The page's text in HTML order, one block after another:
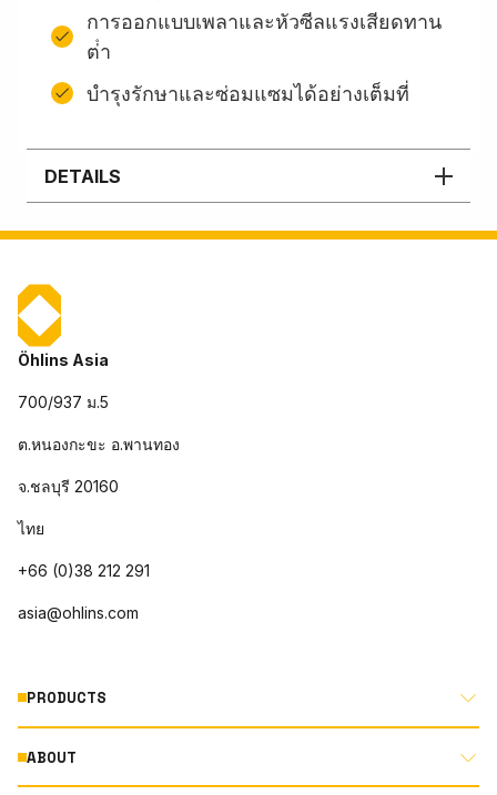
การออกแบบเพลาและหัวซีลแรงเสียดทาน
ต่ํา
บํารุงรักษาและซ่อมแซมได้อย่างเต็มที่
DETAILS
Öhlins Asia
700/937 ม.5
ต.หนองกะขะ อ.พานทอง
จ.ชลบุรี 20160
ไทย
+66 (0)38 212 291
asia@ohlins.com
PRODUCTS
MOTORCYCLE
ABOUT